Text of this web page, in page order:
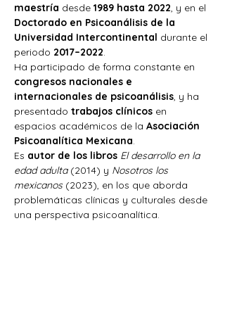
maestría desde 1989 hasta 2022, y en el
Doctorado en Psicoanálisis de la
Universidad Intercontinental durante el
periodo 2017–2022.
Ha participado de forma constante en
congresos nacionales e
internacionales de psicoanálisis, y ha
presentado trabajos clínicos en
espacios académicos de la Asociación
Psicoanalítica Mexicana.
Es autor de los libros El desarrollo en la
edad adulta (2014) y Nosotros los
mexicanos (2023), en los que aborda
problemáticas clínicas y culturales desde
una perspectiva psicoanalítica.